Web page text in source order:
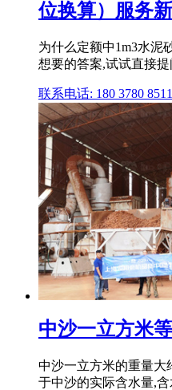
位换算）服务
为什么定额中1m3水泥
想要的答案,试试直接提
联系电话: 180 3780 8511
中沙一立方米
中沙一立方米的重量大
于中沙的实际含水量,